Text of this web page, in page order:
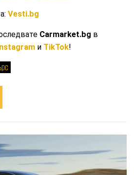
Vesti.bg
Carmarket.bg в
и TikTok!